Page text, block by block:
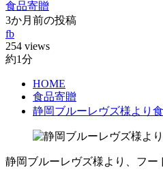
食品寄贈
3か月前の投稿
fb
254 views
約1分
HOME
食品寄贈
静岡ブルーレヴズ様より
静岡ブルーレヴズ様より、フー